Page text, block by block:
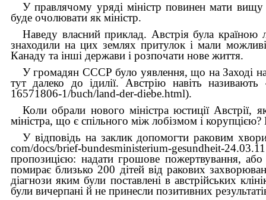
У правлячому уряді міністр повинен мати вищу
буде очолювати як міністр.
Наведу власний приклад. Австрія була країною
знаходили на цих землях притулок і мали
Канаду та інші держави і розпочати нове життя.
У громадян СССР було уявлення, що на Заході
тут далеко до ідилії. Австрію навіть
16571806-1/buch/land-der-diebe.html).
Коли обрали нового міністра юстиції Австрії,
міністра, що є спільного між лобізмом і
У відповідь на заклик допомогти раковим
com/docs/brief-bundesministerium-gesundheit-
пропозицією: надати грошове пожертвування,
помирає близько 200 дітей від ракових
діагнози яким були поставлені в австрійських
були вичерпані й не принесли позитивних